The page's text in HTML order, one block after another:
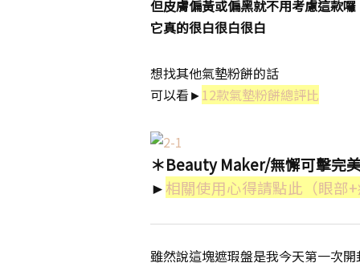
但皮膚偏黃或偏黑就不用考慮這款囉
它真的很白很白很白
想找其他氣墊粉餅的話
可以看►12款氣墊粉餅總評比
＊Beauty Maker/無懈可擊完
►相關使用心得請點此（眼部+
雖然說這塊遮瑕盤是我今天第一次開